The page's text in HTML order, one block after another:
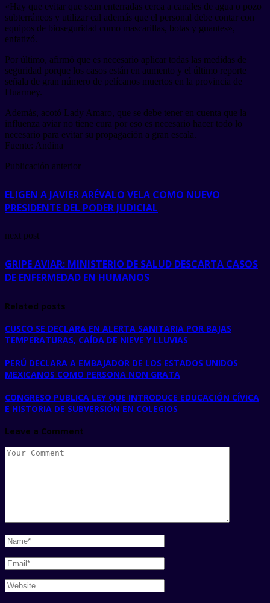
«Hay que evitar que sean enterradas cerca a canales de agua o pozo
subterráneos y utilizar cal además que el personal debe contar con
equipos de bioseguridad como mascarillas, botas y guantes»,
enfatizó.
Por último, afirmó que es necesario aplicar todas las medidas de
seguridad porque los casos están en aumento y el último reporte
señala de gran número de pelícanos muertos en la provincia de
Huarmey.
Además, acotó Lady Amaro, que se debe tener en cuenta que la
influenza aviar no tiene cura por eso es necesario hacer todo lo
necesario para evitar su propagación a gran escala.
Fuente: Andina
Publicación anterior
ELIGEN A JAVIER ARÉVALO VELA COMO NUEVO
PRESIDENTE DEL PODER JUDICIAL
next post
GRIPE AVIAR: MINISTERIO DE SALUD DESCARTA CASOS
DE ENFERMEDAD EN HUMANOS
Related posts
CUSCO SE DECLARA EN ALERTA SANITARIA POR BAJAS
TEMPERATURAS, CAÍDA DE NIEVE Y LLUVIAS
PERÚ DECLARA A EMBAJADOR DE LOS ESTADOS UNIDOS
MEXICANOS COMO PERSONA NON GRATA
CONGRESO PUBLICA LEY QUE INTRODUCE EDUCACIÓN CÍVICA
E HISTORIA DE SUBVERSIÓN EN COLEGIOS
Leave a Comment